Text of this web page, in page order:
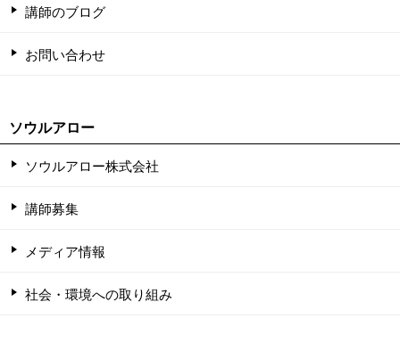
講師のブログ
お問い合わせ
ソウルアロー
ソウルアロー株式会社
講師募集
メディア情報
社会・環境への取り組み